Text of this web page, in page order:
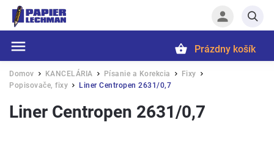
Hľadať
Prázdny košík
Domov / KANCELÁRIA / Písanie a Korekcia / Fixy /
Popisovače, fixy / Liner Centropen 2631/0,7
Liner Centropen 2631/0,7